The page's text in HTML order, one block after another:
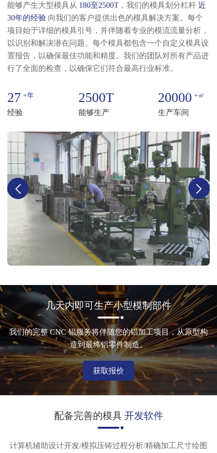
能够产生大型模具从 180至2500T ，我们的模具划分杠杆 近
30年的经验 向我们的客户提供出色的模具解决方案。每个
项目始于详细的模具引号，并伴随着专业的模流流量分析，
以识别和解决潜在问题。每个模具都包含一个自定义模具设
置报告，以确保最佳功能和精度。我们的团队对所有产品进
行了全面的检查，以确保它们符合最高行业标准。
27 +年
经验
2500T
能够生产
20000 +㎡
生产车间
几天内即可生产小型模制部件
我们的完整 CNC 铝服务将伴随您的铝加工项目，从原型构
造到最终铝零件制造。
获取报价
配备完善的模具 开发软件
计算机辅助设计开发/模拟压铸过程分析/精确加工尺寸绘图